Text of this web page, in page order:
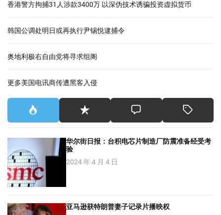
香港警方拘捕31人涉款3400万 以深伪技术诱骗投资虚拟货币
韩国公调处明日或再执行尹锡悦逮捕令
奥地利极右自由党将寻求组阁
更多美国电讯商传遭黑客入侵
华尔街日报：台积电芯片制造厂防震准备经受考
验
2024 年 4 月 4 日
亚马逊获特朗普妻子记录片播映权